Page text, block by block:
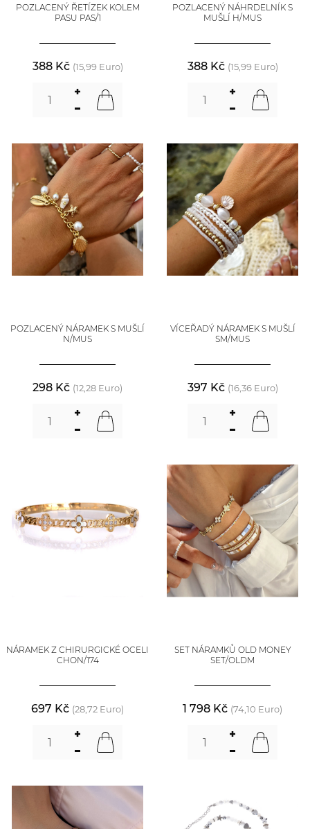
POZLACENÝ ŘETÍZEK KOLEM
PASU PAS/1
388 Kč (15,99 Euro)
POZLACENÝ NÁHRDELNÍK S
MUŠLÍ H/MUS
388 Kč (15,99 Euro)
POZLACENÝ NÁRAMEK S MUŠLÍ
N/MUS
298 Kč (12,28 Euro)
VÍCEŘADÝ NÁRAMEK S MUŠLÍ
SM/MUS
397 Kč (16,36 Euro)
NÁRAMEK Z CHIRURGICKÉ OCELI
CHON/174
697 Kč (28,72 Euro)
SET NÁRAMKŮ OLD MONEY
SET/OLDM
1 798 Kč (74,10 Euro)